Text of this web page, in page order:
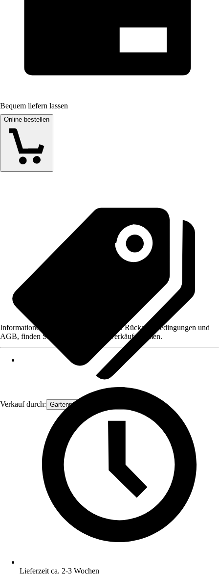
Bequem liefern lassen
Online bestellen
Verkauf durch: Gartenpflanzen Ammerland
Informationen des Verkäufers, wie z. B. Rückgabebedingungen und
AGB, finden Sie bei Klick auf den Verkäufernamen.
Lieferzeit ca. 2-3 Wochen